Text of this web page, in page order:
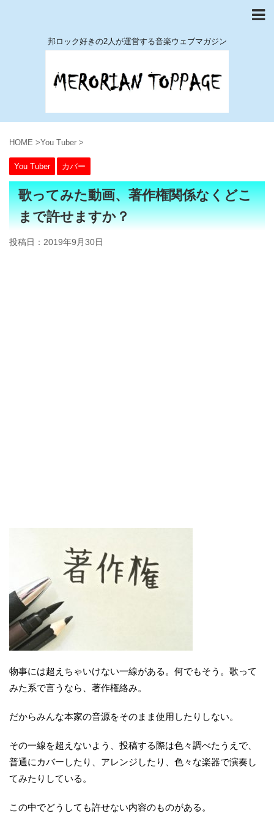
邦ロック好きの2人が運営する音楽ウェブマガジン
HOME >You Tuber >
You Tuber カバー
歌ってみた動画、著作権関係なくどこ
まで許せますか？
投稿日： 2019年9月30日
物事には超えちゃいけない一線がある。何でもそう。歌って
みた系で言うなら、著作権絡み。
だからみんな本家の音源をそのまま使用したりしない。
その一線を超えないよう、投稿する際は色々調べたうえで、
普通にカバーしたり、アレンジしたり、色々な楽器で演奏し
てみたりしている。
この中でどうしても許せない内容のものがある。